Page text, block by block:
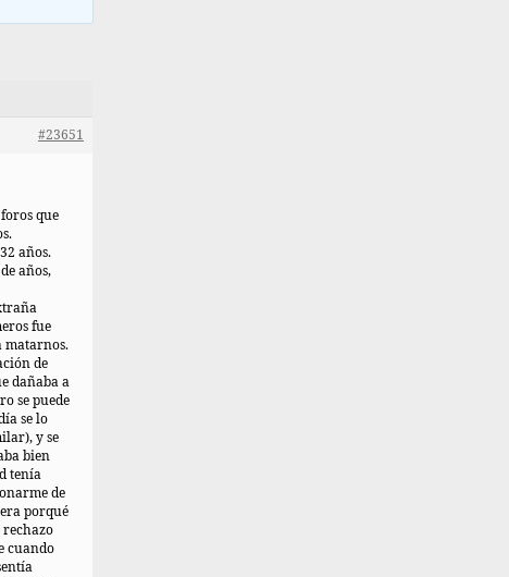
#23651
que
años.
años,
fue
matarnos.
de
dañaba a
se puede
se lo
y se
bien
tenía
de
porqué
rechazo
cuando